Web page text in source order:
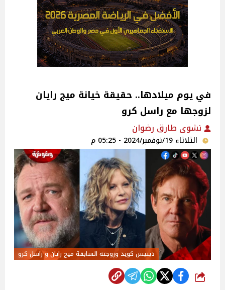
في يوم ميلادها.. حقيقة خيانة ميج رايان
لزوجها مع راسل كرو
نشوى طارق رضوان
الثلاثاء 19/نوفمبر/2024 - 05:25 م
دينيس كويد وزوجته السابقة ميج رايان و راسل كرو
شارك